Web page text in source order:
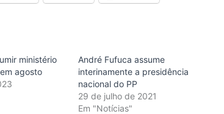
ministério
agosto
André Fufuca assume
interinamente a presidência
nacional do PP
29 de julho de 2021
Em "Notícias"